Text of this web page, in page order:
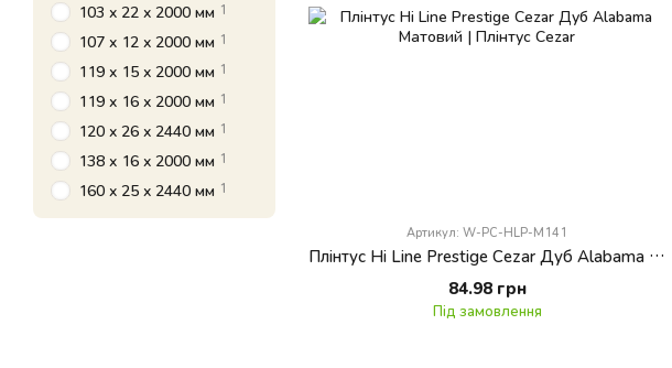
Артикул: W-PC-HLP-M141
Плінтус Hi Line Prestige Cezar Дуб Alabama Матовий
84.98 грн
Під замовлення
103 x 22 x 2000 мм 1
107 x 12 x 2000 мм 1
119 x 15 x 2000 мм 1
119 x 16 x 2000 мм 1
120 x 26 x 2440 мм 1
138 x 16 x 2000 мм 1
160 x 25 x 2440 мм 1